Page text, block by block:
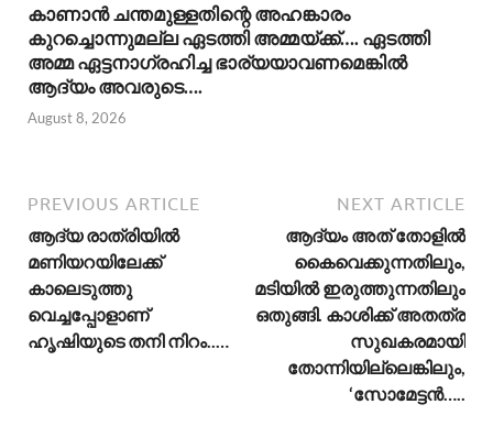
കാണാൻ ചന്തമുള്ളതിന്റെ അഹങ്കാരം
കുറച്ചൊന്നുമല്ല ഏടത്തി അമ്മയ്ക്ക്…. ഏടത്തി
അമ്മ ഏട്ടനാഗ്രഹിച്ച ഭാര്യയാവണമെങ്കിൽ
ആദ്യം അവരുടെ….
August 8, 2026
PREVIOUS ARTICLE
ആദ്യ രാത്രിയിൽ
മണിയറയിലേക്ക്
കാലെടുത്തു
വെച്ചപ്പോളാണ്
ഹൃഷിയുടെ തനി നിറം..…
NEXT ARTICLE
ആദ്യം അത് തോളിൽ
കൈവെക്കുന്നതിലും,
മടിയിൽ ഇരുത്തുന്നതിലും
ഒതുങ്ങി. കാശിക്ക് അതത്ര
സുഖകരമായി
തോന്നിയില്ലെങ്കിലും,
‘സോമേട്ടൻ…..